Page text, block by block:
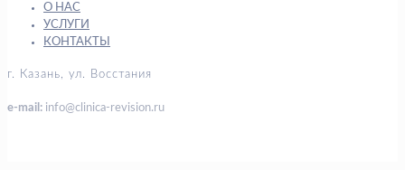
О НАС
УСЛУГИ
КОНТАКТЫ
г. Казань, ул. Восстания
e-mail: info@clinica-revision.ru